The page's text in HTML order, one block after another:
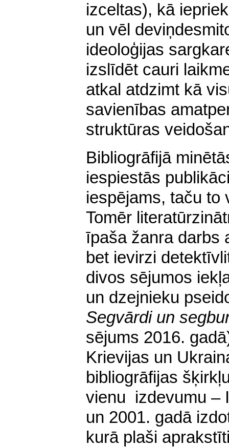
izceltas), kā
un vēl
ideoloģijas
izslīdēt cauri
atkal atdzimt kā
savienības
struktūras
Bibliogrāfijā
iespiestās
iespējams, taču to
Tomēr
īpaša žanra darbs
bet ievirzi
divos sējumos
un dzejnieku
Segvārdi un
sējums 2016.
Krievijas un
bibliogrāfijas
vienu izdevumu –
un 2001. gadā
kurā plaši